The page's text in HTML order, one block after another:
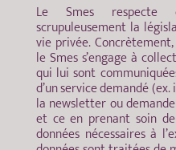
Le Smes
scrupuleusement la
vie privée.
le Smes s’engage à
qui lui sont
d’un service demandé
la newsletter ou
et ce en prenant soin
données nécessaires à